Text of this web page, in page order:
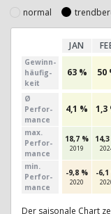
normal
JAN
Gewinn­
häufig­
keit
63 % 50
Ø
Perfor­
mance
4,1 % 1,3
max.
Per­for­
mance
18,7 %
2019
min.
Per­for­
mance
-9,8 %
2020
-6,1
Der saisonale Chart